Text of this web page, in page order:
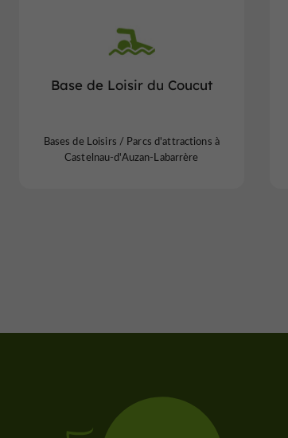
Base de Loisir du Coucut
Bases de Loisirs / Parcs d'attractions à
Castelnau-d'Auzan-Labarrère